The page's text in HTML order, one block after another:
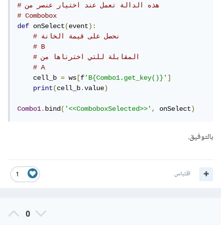
# Combobox
def onSelect(event):
# نحصل على قيمة الخانة
# B
# A
    cell_b
= ws[f'B{Combo1.get_key()}']
print(cell_b.value)
Combo1.bind('<<ComboboxSelected>>', onSelect)
بالتوفيق.
1 اقتباس
0